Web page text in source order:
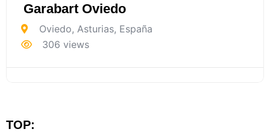
TOP:
Garabart Oviedo
Oviedo, Asturias, España
306 views